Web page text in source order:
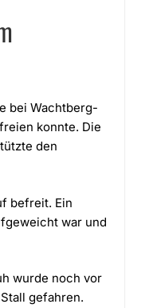
bei Wachtberg-
konnte. Die
den
befreit. Ein
war und
wurde noch vor
gefahren.